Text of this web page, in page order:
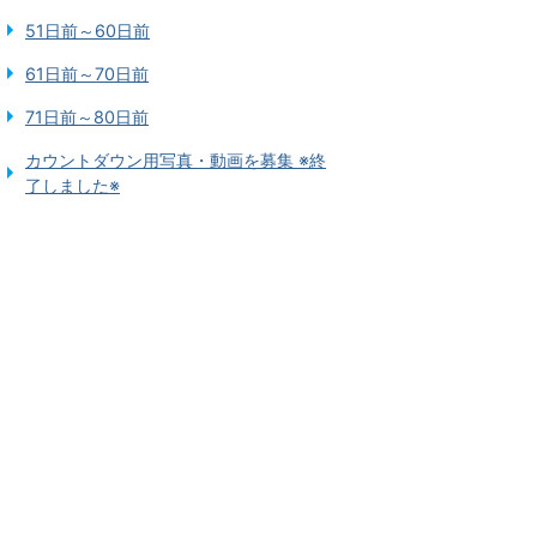
51日前～60日前
61日前～70日前
71日前～80日前
カウントダウン用写真・動画を募集 ※終
了しました※